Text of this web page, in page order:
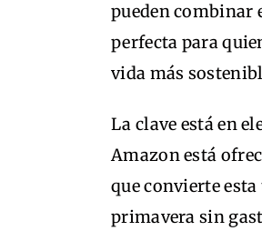
pueden combinar
perfecta para
vida más
La clave está en
Amazon está
que convierte
primavera sin